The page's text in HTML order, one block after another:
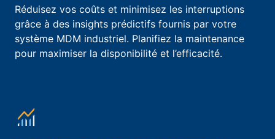
Réduisez vos coûts et minimisez les interruptions
grâce à des insights prédictifs fournis par votre
système MDM industriel. Planifiez la maintenance
pour maximiser la disponibilité et l’efficacité.